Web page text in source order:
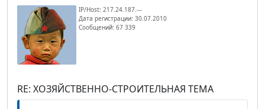
IP/Host: 217.24.187.---
Дата регистрации: 30.07.2010
Сообщений: 67 339
RE: ХОЗЯЙСТВЕННО-СТРОИТЕЛЬНАЯ ТЕМА